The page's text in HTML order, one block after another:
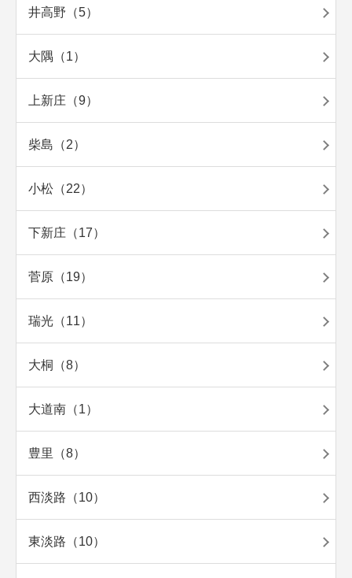
井高野（5）
大隅（1）
上新庄（9）
柴島（2）
小松（22）
下新庄（17）
菅原（19）
瑞光（11）
大桐（8）
大道南（1）
豊里（8）
西淡路（10）
東淡路（10）